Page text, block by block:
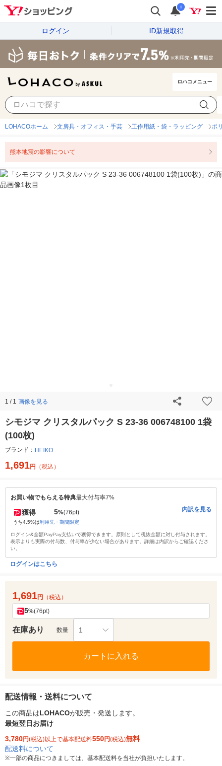
i
ログイン ID新規取得
ロハコメニュー
LOHACOホーム 文房具・オフィス・手芸 工作用紙・袋・ラッピング ポ
熊本地震の影響について
1 / 1 画像を見る
シモジマ クリスタルパック S 23-36 006748100 1袋
(100枚)
ブランド： HEIKO
1,691円 （税込）
お買い物でもらえる特典最大付与率7%
獲得 5%(76pt)
うち4.5%は利用先・期間限定
内訳を見る
ログイン&全額PayPay支払いで獲得できます。原則として税抜金額に対し付与されます。
表示よりも実際の付与数、付与率が少ない場合があります。詳細は内訳からご確認くださ
い。
ログインはこちら
1,691円 （税込）
5%(76pt)
在庫あり 数量 1
カートに入れる
配送情報・送料について
この商品はLOHACOが販売・発送します。
最短翌日お届け
3,780円(税込)以上で基本配送料550円(税込)無料
配送料について
※一部の商品につきましては、基本配送料を当社が負担いたします。